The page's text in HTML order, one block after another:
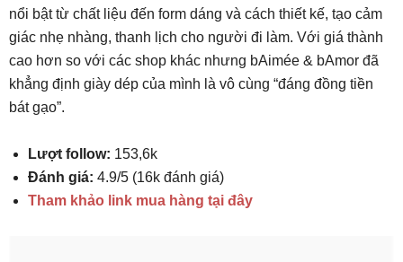
nổi bật từ chất liệu đến form dáng và cách thiết kế, tạo cảm
giác nhẹ nhàng, thanh lịch cho người đi làm. Với giá thành
cao hơn so với các shop khác nhưng bAimée & bAmor đã
khẳng định giày dép của mình là vô cùng “đáng đồng tiền
bát gạo”.
Lượt follow: 153,6k
Đánh giá: 4.9/5 (16k đánh giá)
Tham khảo link mua hàng tại đây